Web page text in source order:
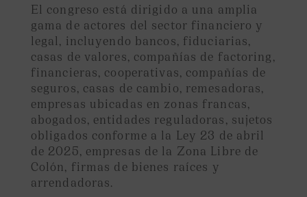
El congreso está dirigido a una amplia
gama de actores del sector financiero y
legal, incluyendo bancos, fiduciarias,
casas de valores, compañías de factoring,
financieras, cooperativas, compañías de
seguros, casas de cambio, remesadoras,
empresas ubicadas en zonas francas,
abogados, entidades reguladoras, sujetos
obligados conforme a la Ley 23 de abril
de 2025, empresas de la Zona Libre de
Colón, firmas de bienes raíces y
arrendadoras.